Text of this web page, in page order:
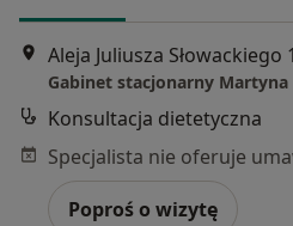
Aleja Juliusza
Gabinet stacjonarny Martyna
Konsultacja dietetyczna
Poproś o wizytę